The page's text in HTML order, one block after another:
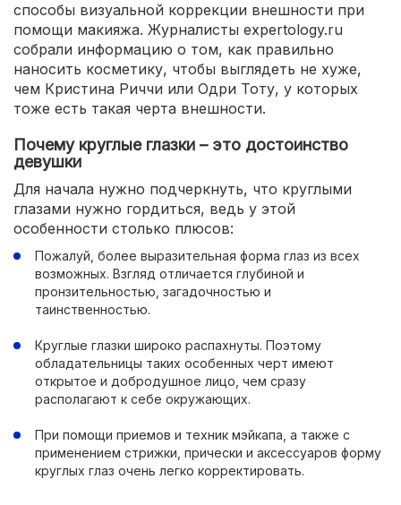
способы визуальной коррекции внешности при
помощи макияжа. Журналисты expertology.ru
собрали информацию о том, как правильно
наносить косметику, чтобы выглядеть не хуже,
чем Кристина Риччи или Одри Тоту, у которых
тоже есть такая черта внешности.
Почему круглые глазки – это достоинство
девушки
Для начала нужно подчеркнуть, что круглыми
глазами нужно гордиться, ведь у этой
особенности столько плюсов:
Пожалуй, более выразительная форма глаз из всех
возможных. Взгляд отличается глубиной и
пронзительностью, загадочностью и
таинственностью.
Круглые глазки широко распахнуты. Поэтому
обладательницы таких особенных черт имеют
открытое и добродушное лицо, чем сразу
располагают к себе окружающих.
При помощи приемов и техник мэйкапа, а также с
применением стрижки, прически и аксессуаров форму
круглых глаз очень легко корректировать.